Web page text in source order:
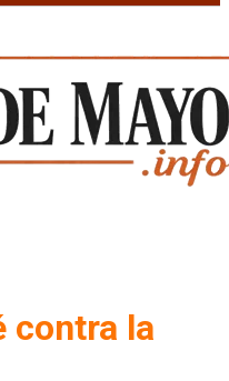
contra la